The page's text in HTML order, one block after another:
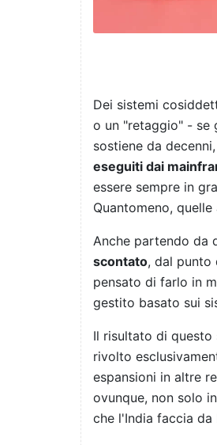
Dei sistemi
o un "retaggio" - se
sostiene da
eseguiti dai
essere sempre in
Quantomeno,
Anche partendo da
scontato, dal punto
pensato di farlo in
gestito basato sui
Il risultato di questo
rivolto
espansioni in altre
ovunque, non solo
che l'India faccia